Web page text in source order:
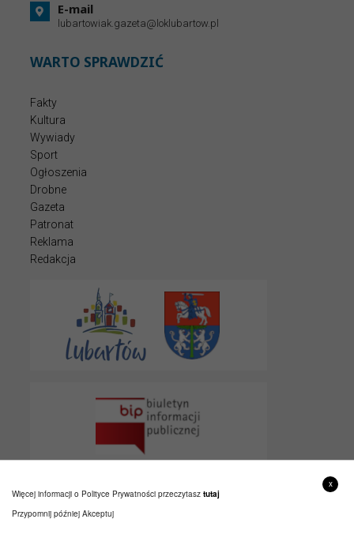
E-mail
lubartowiak.gazeta@loklubartow.pl
WARTO SPRAWDZIĆ
Fakty
Kultura
Wywiady
Sport
Ogłoszenia
Drobne
Gazeta
Patronat
Reklama
Redakcja
x
Więcej informacji o Polityce Prywatności przeczytasz tutaj
Przypomnij później Akceptuj